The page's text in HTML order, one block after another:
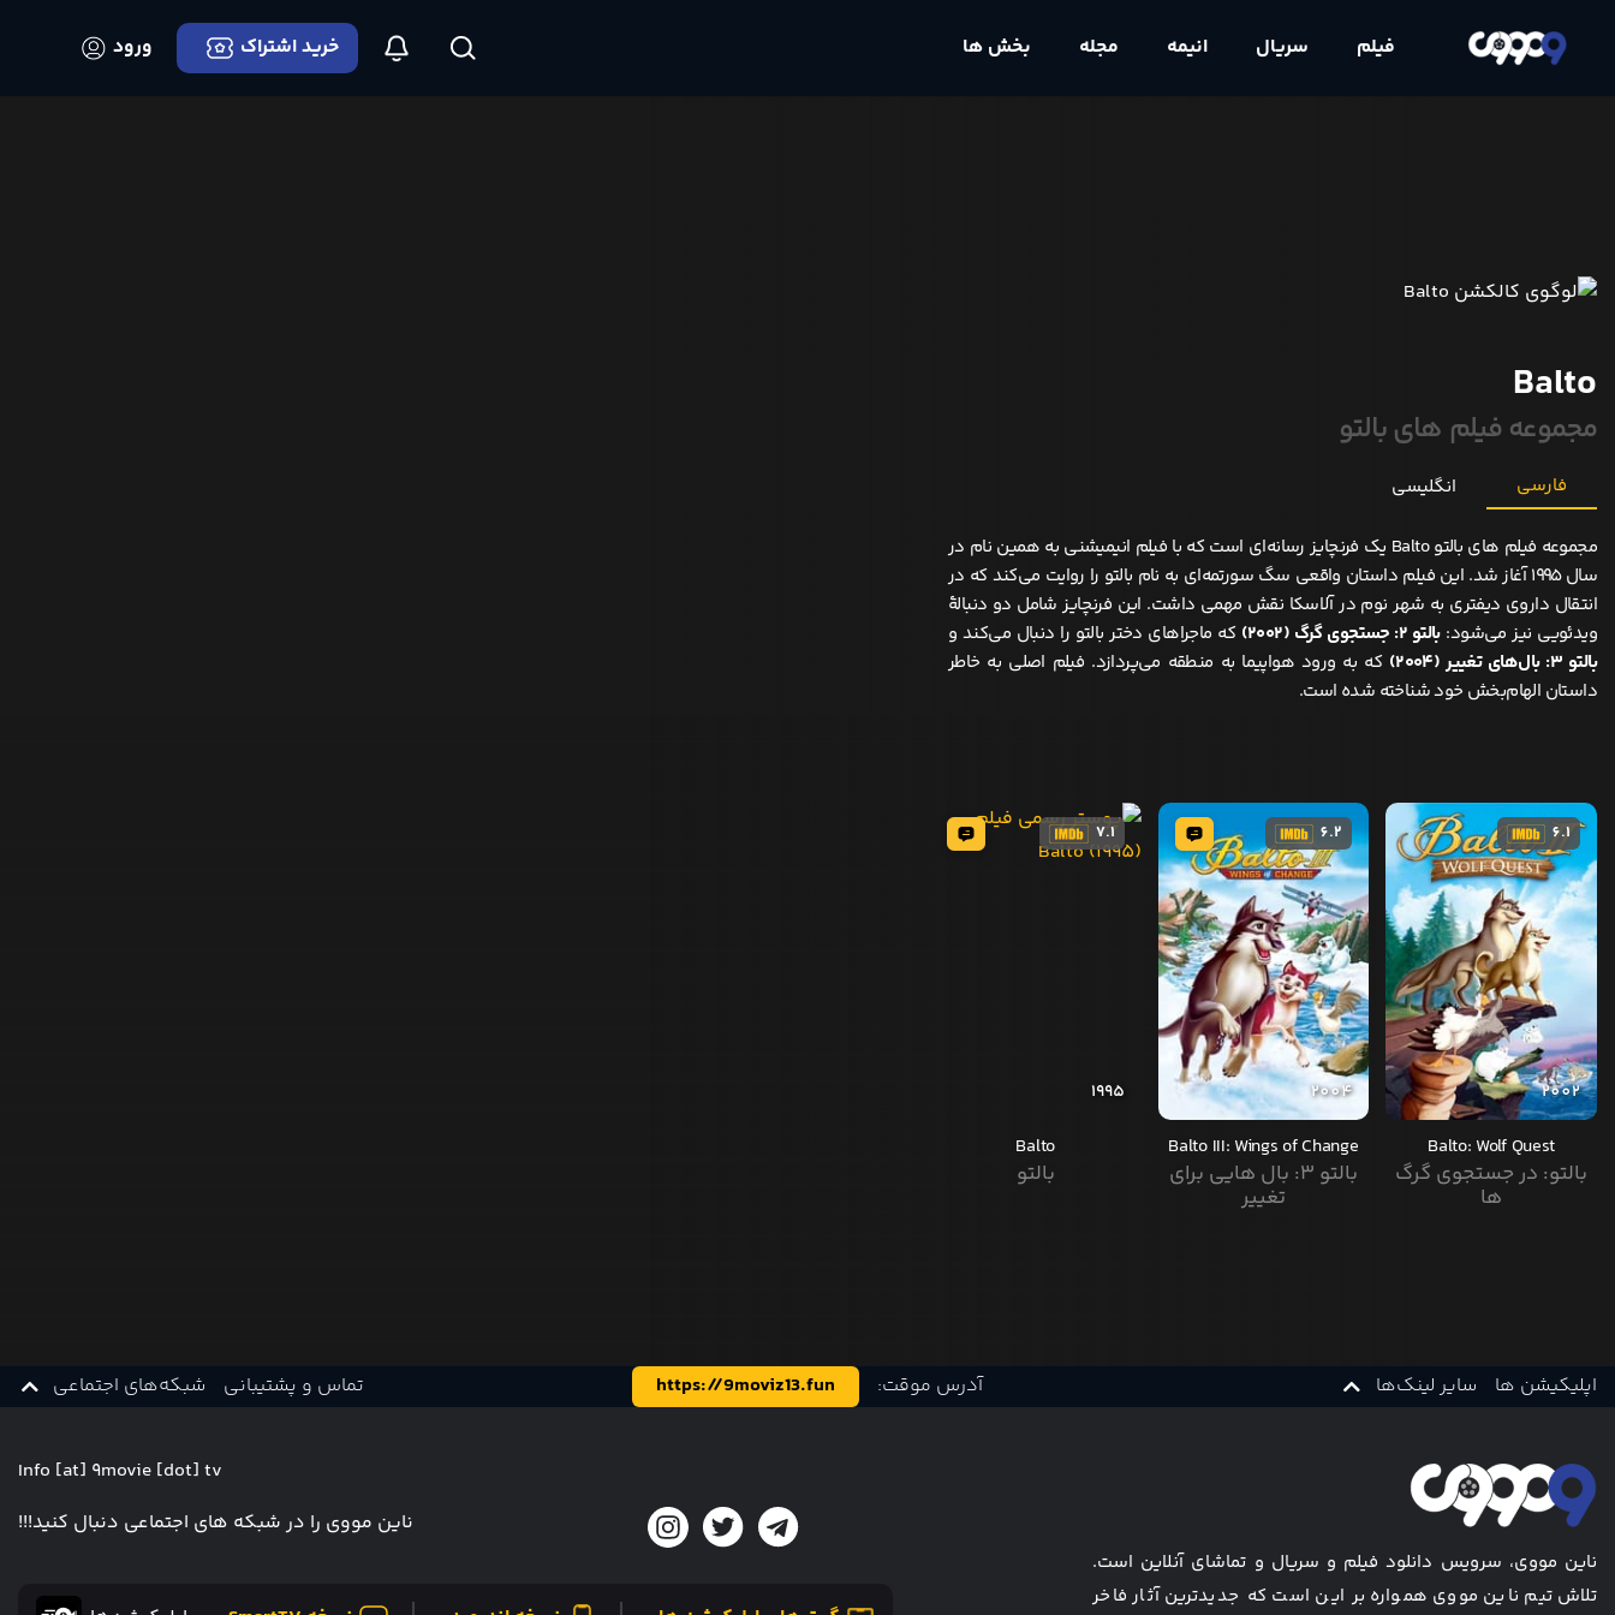
فیلم سریال انیمه مجله بخش ها خرید اشتراک ورود
Balto
مجموعه فیلم های بالتو
فارسی انگلیسی
مجموعه فیلم های بالتو Balto یک فرنچایز رسانه‌ای است که با فیلم انیمیشنی به همین نام در
سال ۱۹۹۵ آغاز شد. این فیلم داستان واقعی سگ سورتمه‌ای به نام بالتو را روایت می‌کند که در
انتقال داروی دیفتری به شهر نوم در آلاسکا نقش مهمی داشت. این فرنچایز شامل دو دنبالهٔ
ویدئویی نیز می‌شود:بالتو ۲: جستجوی گرگ (۲۰۰۲)
که ماجراهای دختر بالتو را دنبال می‌کند و
بالتو ۳: بال‌های تغییر (۲۰۰۴)
که به ورود هواپیما به منطقه می‌پردازد. فیلم اصلی به خاطر
داستان الهام‌بخش خود شناخته شده است.
6.1
2002
Balto: Wolf Quest
بالتو: در جستجوی گرگ
ها
6.2
2004
Balto III: Wings of Change
بالتو ۳: بال هایی برای
تغییر
7.1
1995
Balto
بالتو
اپلیکیشن ها سایر لینک‌ها آدرس موقت: https://9moviz13.fun تماس و پشتیبانی شبکه‌های اجتماعی
ناین مووی، سرویس دانلود فیلم و سریال و تماشای آنلاین است.
تلاش تیم ناین مووی همواره بر این است که جدیدترین آثار فاخر
Info [at] 9movie [dot] tv
ناین مووی را در شبکه های اجتماعی دنبال کنید!!!